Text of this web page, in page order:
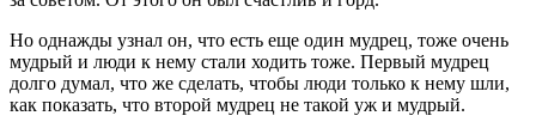
Но однажды узнал он, что есть еще один мудрец, тоже очень
мудрый и люди к нему стали ходить тоже. Первый мудрец
долго думал, что же сделать, чтобы люди только к нему шли,
как показать, что второй мудрец не такой уж и мудрый.